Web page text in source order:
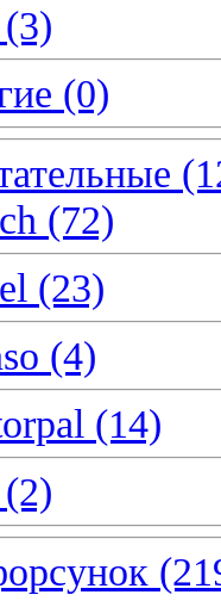
(0)
(72)
(23)
(4)
(14)